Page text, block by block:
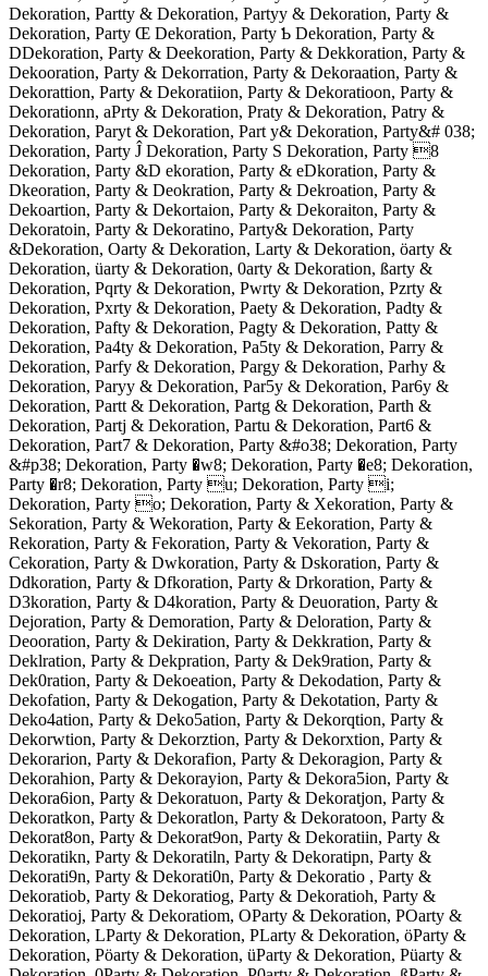
Dekoration, Partty & Dekoration, Partyy & Dekoration, Party &
Dekoration, Party Œ Dekoration, Party Ƅ Dekoration, Party &
DDekoration, Party & Deekoration, Party & Dekkoration, Party &
Dekooration, Party & Dekorration, Party & Dekoraation, Party &
Dekorattion, Party & Dekoratiion, Party & Dekoratioon, Party &
Dekorationn, aPrty & Dekoration, Praty & Dekoration, Patry &
Dekoration, Paryt & Dekoration, Part y& Dekoration, Party&# 038;
Dekoration, Party Ĵ Dekoration, Party S Dekoration, Party 8
Dekoration, Party &D ekoration, Party & eDkoration, Party &
Dkeoration, Party & Deokration, Party & Dekroation, Party &
Dekoartion, Party & Dekortaion, Party & Dekoraiton, Party &
Dekoratoin, Party & Dekoratino, Party& Dekoration, Party
&Dekoration, Oarty & Dekoration, Larty & Dekoration, öarty &
Dekoration, üarty & Dekoration, 0arty & Dekoration, ßarty &
Dekoration, Pqrty & Dekoration, Pwrty & Dekoration, Pzrty &
Dekoration, Pxrty & Dekoration, Paety & Dekoration, Padty &
Dekoration, Pafty & Dekoration, Pagty & Dekoration, Patty &
Dekoration, Pa4ty & Dekoration, Pa5ty & Dekoration, Parry &
Dekoration, Parfy & Dekoration, Pargy & Dekoration, Parhy &
Dekoration, Paryy & Dekoration, Par5y & Dekoration, Par6y &
Dekoration, Partt & Dekoration, Partg & Dekoration, Parth &
Dekoration, Partj & Dekoration, Partu & Dekoration, Part6 &
Dekoration, Part7 & Dekoration, Party &#o38; Dekoration, Party
&#p38; Dekoration, Party �w8; Dekoration, Party �e8; Dekoration,
Party �r8; Dekoration, Party u; Dekoration, Party i;
Dekoration, Party o; Dekoration, Party & Xekoration, Party &
Sekoration, Party & Wekoration, Party & Eekoration, Party &
Rekoration, Party & Fekoration, Party & Vekoration, Party &
Cekoration, Party & Dwkoration, Party & Dskoration, Party &
Ddkoration, Party & Dfkoration, Party & Drkoration, Party &
D3koration, Party & D4koration, Party & Deuoration, Party &
Dejoration, Party & Demoration, Party & Deloration, Party &
Deooration, Party & Dekiration, Party & Dekkration, Party &
Deklration, Party & Dekpration, Party & Dek9ration, Party &
Dek0ration, Party & Dekoeation, Party & Dekodation, Party &
Dekofation, Party & Dekogation, Party & Dekotation, Party &
Deko4ation, Party & Deko5ation, Party & Dekorqtion, Party &
Dekorwtion, Party & Dekorztion, Party & Dekorxtion, Party &
Dekorarion, Party & Dekorafion, Party & Dekoragion, Party &
Dekorahion, Party & Dekorayion, Party & Dekora5ion, Party &
Dekora6ion, Party & Dekoratuon, Party & Dekoratjon, Party &
Dekoratkon, Party & Dekoratlon, Party & Dekoratoon, Party &
Dekorat8on, Party & Dekorat9on, Party & Dekoratiin, Party &
Dekoratikn, Party & Dekoratiln, Party & Dekoratipn, Party &
Dekorati9n, Party & Dekorati0n, Party & Dekoratio , Party &
Dekoratiob, Party & Dekoratiog, Party & Dekoratioh, Party &
Dekoratioj, Party & Dekoratiom, OParty & Dekoration, POarty &
Dekoration, LParty & Dekoration, PLarty & Dekoration, öParty &
Dekoration, Pöarty & Dekoration, üParty & Dekoration, Püarty &